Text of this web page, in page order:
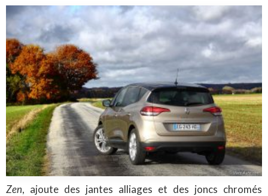
Zen, ajoute des jantes alliages et des joncs chromés